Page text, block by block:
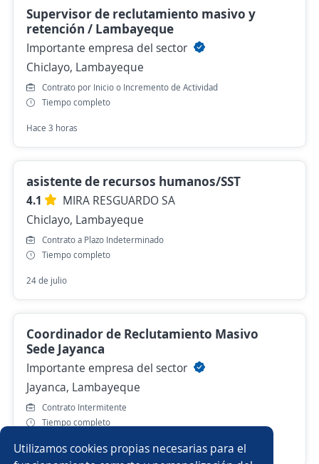
Supervisor de reclutamiento masivo y
retención / Lambayeque
Importante empresa del sector
Chiclayo, Lambayeque
Contrato por Inicio o Incremento de Actividad
Tiempo completo
Hace 3 horas
asistente de recursos humanos/SST
4.1
MIRA RESGUARDO SA
Chiclayo, Lambayeque
Contrato a Plazo Indeterminado
Tiempo completo
24 de julio
Coordinador de Reclutamiento Masivo
Sede Jayanca
Importante empresa del sector
Jayanca, Lambayeque
Contrato Intermitente
Tiempo completo
Hace 3 días
Utilizamos cookies propias necesarias para el